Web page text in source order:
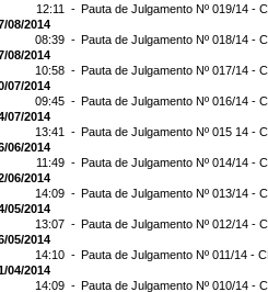
12:11 - Pauta de Julgamento Nº 019/14 -
08/2014
08:39 - Pauta de Julgamento Nº 018/14 -
08/2014
10:58 - Pauta de Julgamento Nº 017/14 -
07/2014
09:45 - Pauta de Julgamento Nº 016/14 -
07/2014
13:41 - Pauta de Julgamento Nº 015 14 -
06/2014
11:49 - Pauta de Julgamento Nº 014/14 -
06/2014
14:09 - Pauta de Julgamento Nº 013/14 -
05/2014
13:07 - Pauta de Julgamento Nº 012/14 -
05/2014
14:10 - Pauta de Julgamento Nº 011/14 -
04/2014
14:09 - Pauta de Julgamento Nº 010/14 -